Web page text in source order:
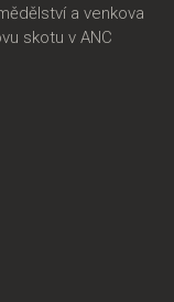
a venkova
skotu v ANC